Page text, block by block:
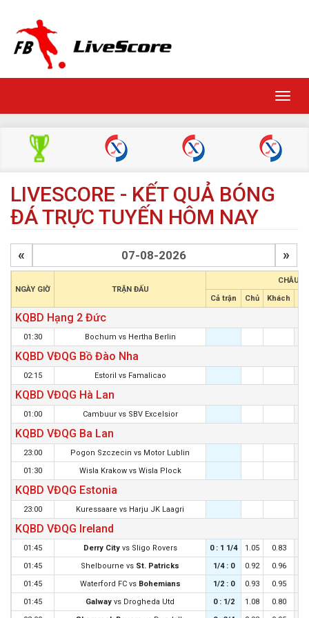
LIVESCORE - KẾT QUẢ BÓNG
ĐÁ TRỰC TUYẾN HÔM NAY
« »
NGÀY GIỜ TRẬN ĐẤU
CHÂU Á
Cả trận
Chủ Khách
KQBD Hạng 2 Đức
01:30 Bochum vs Hertha Berlin
KQBD VĐQG Bồ Đào Nha
02:15 Estoril vs Famalicao
KQBD VĐQG Hà Lan
01:00 Cambuur vs SBV Excelsior
KQBD VĐQG Ba Lan
23:00 Pogon Szczecin vs Motor Lublin
01:30
Wisla Krakow vs Wisla Plock
KQBD VĐQG Estonia
23:00 Kuressaare vs Harju JK Laagri
KQBD VĐQG Ireland
01:45 Derry City vs Sligo Rovers 0 : 1 1/4 1.05 0.83
01:45
Shelbourne vs St. Patricks 1/4 : 0 0.92 0.96
01:45
Waterford FC vs Bohemians 1/2 : 0 0.93 0.95
01:45
Galway vs Drogheda Utd 0 : 1/2 1.08 0.80